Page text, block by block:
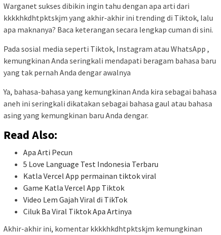
Warganet sukses dibikin ingin tahu dengan apa arti dari
kkkkhkdhtpktskjm yang akhir-akhir ini trending di Tiktok, lalu
apa maknanya? Baca keterangan secara lengkap cuman di sini.
Pada sosial media seperti Tiktok, Instagram atau WhatsApp ,
kemungkinan Anda seringkali mendapati beragam bahasa baru
yang tak pernah Anda dengar awalnya
Ya, bahasa-bahasa yang kemungkinan Anda kira sebagai bahasa
aneh ini seringkali dikatakan sebagai bahasa gaul atau bahasa
asing yang kemungkinan baru Anda dengar.
Read Also:
Apa Arti Pecun
5 Love Language Test Indonesia Terbaru
Katla Vercel App permainan tiktok viral
Game Katla Vercel App Tiktok
Video Lem Gajah Viral di TikTok
Ciluk Ba Viral Tiktok Apa Artinya
Akhir-akhir ini, komentar kkkkhkdhtpktskjm kemungkinan